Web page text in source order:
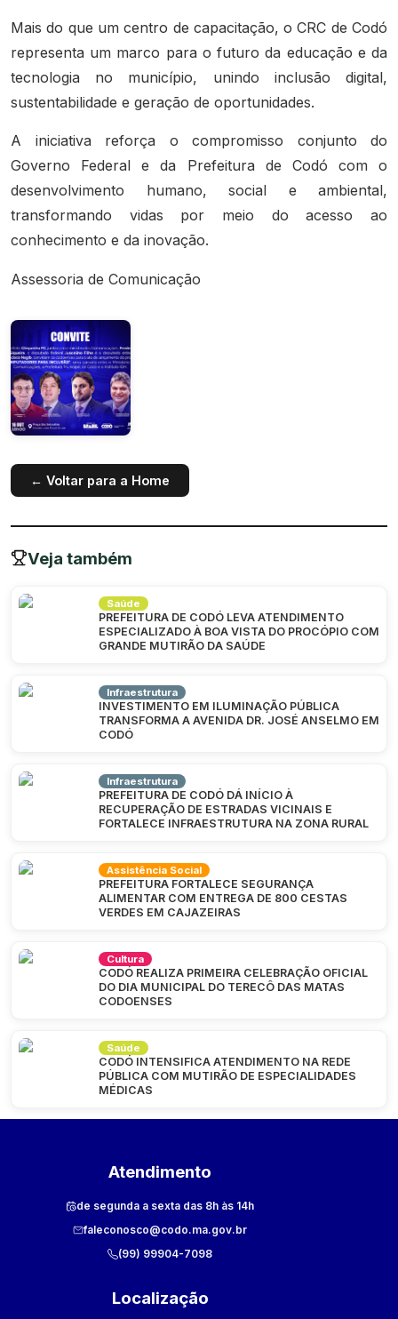
Mais do que um centro de capacitação, o CRC de Codó
representa um marco para o futuro da educação e da
tecnologia no município, unindo inclusão digital,
sustentabilidade e geração de oportunidades.
A iniciativa reforça o compromisso conjunto do
Governo Federal e da Prefeitura de Codó com o
desenvolvimento humano, social e ambiental,
transformando vidas por meio do acesso ao
conhecimento e da inovação.
Assessoria de Comunicação
← Voltar para a Home
Veja também
Saúde
PREFEITURA DE CODÓ LEVA ATENDIMENTO
ESPECIALIZADO À BOA VISTA DO PROCÓPIO COM
GRANDE MUTIRÃO DA SAÚDE
Infraestrutura
INVESTIMENTO EM ILUMINAÇÃO PÚBLICA
TRANSFORMA A AVENIDA DR. JOSÉ ANSELMO EM
CODÓ
Infraestrutura
PREFEITURA DE CODÓ DÁ INÍCIO À
RECUPERAÇÃO DE ESTRADAS VICINAIS E
FORTALECE INFRAESTRUTURA NA ZONA RURAL
Assistência Social
PREFEITURA FORTALECE SEGURANÇA
ALIMENTAR COM ENTREGA DE 800 CESTAS
VERDES EM CAJAZEIRAS
Cultura
CODÓ REALIZA PRIMEIRA CELEBRAÇÃO OFICIAL
DO DIA MUNICIPAL DO TERECÔ DAS MATAS
CODOENSES
Saúde
CODÓ INTENSIFICA ATENDIMENTO NA REDE
PÚBLICA COM MUTIRÃO DE ESPECIALIDADES
MÉDICAS
Atendimento
de segunda a sexta das 8h às 14h
faleconosco@codo.ma.gov.br
(99) 99904-7098
Localização